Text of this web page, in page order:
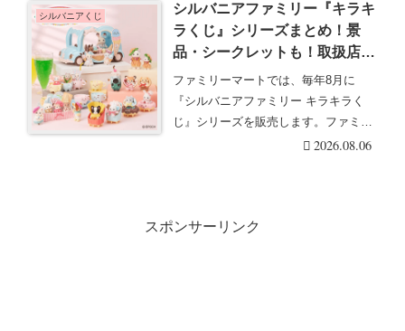
シルバニアくじ
シルバニアファミリー『キラキ
ラくじ』シリーズまとめ！景
品・シークレットも！取扱店舗
はどこ？ほしぞらパジャマパー
ティが2026年8月にファミマで
新発売！関連施設、おもちゃ屋
ファミリーマートでは、毎年8月に
『シルバニアファミリー キラキラく
じ』シリーズを販売します。ファミマ
限定で、このくじだけ・・・続きを読
2026.08.06
スポンサーリンク